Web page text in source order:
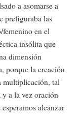
a asomarse a
prefiguraba las
femenino en el
insólita que
dimensión
porque la creación
multiplicación, tal
y a la vez oración
alcanzar